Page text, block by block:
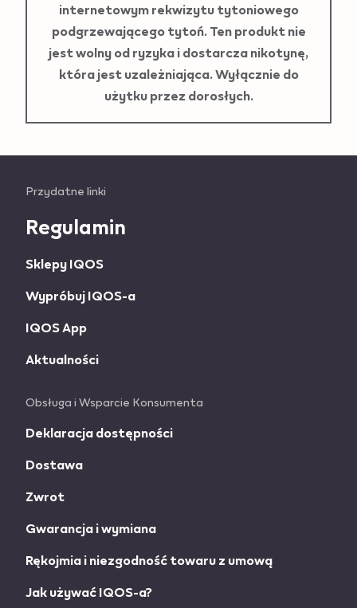
internetowym rekwizytu tytoniowego
podgrzewającego tytoń. Ten produkt nie
jest wolny od ryzyka i dostarcza nikotynę,
która jest uzależniająca. Wyłącznie do
użytku przez dorosłych.
Useful
links
information
Przydatne linki
Regulamin
Sklepy IQOS
Wypróbuj IQOS-a
IQOS App
Aktualności
Obsługa i Wsparcie Konsumenta
Deklaracja dostępności
Dostawa
Zwrot
Gwarancja i wymiana
Rękojmia i niezgodność towaru z umową
Jak używać IQOS-a?